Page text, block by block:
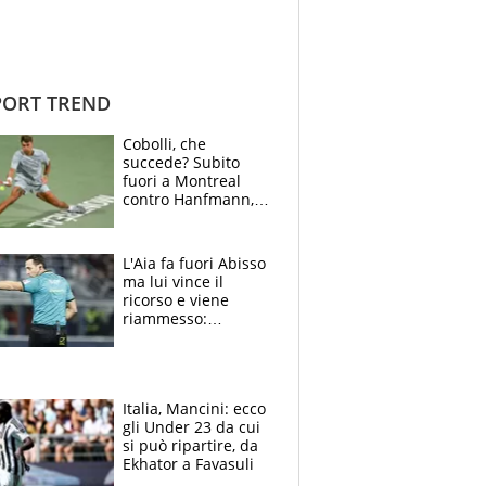
TREND
Cobolli, che
succede? Subito
fuori a Montreal
contro Hanfmann,
L'Aia fa fuori Abisso
ma lui vince il
ricorso e viene
riammesso:
Italia, Mancini: ecco
gli Under 23 da cui
si può ripartire, da
Ekhator a Favasuli